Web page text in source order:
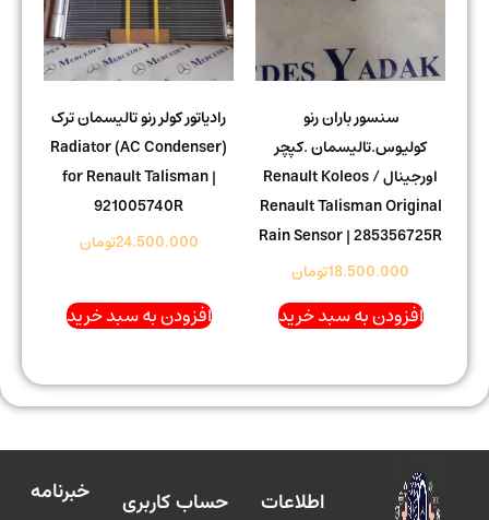
سنسور باران رنو
کولیوس.تالیسمان .کپچر
اورجینال Renault Koleos /
Renault Talisman Original
Rain Sensor | 285356725R
18.500.000تومان
افزودن به سبد خرید
رادیاتور کولر رنو تالیسمان ترک
Radiator (AC Condenser)
for Renault Talisman |
921005740R
24.500.000تومان
افزودن به سبد خرید
اطلاعات
حساب کاربری
خبرنامه